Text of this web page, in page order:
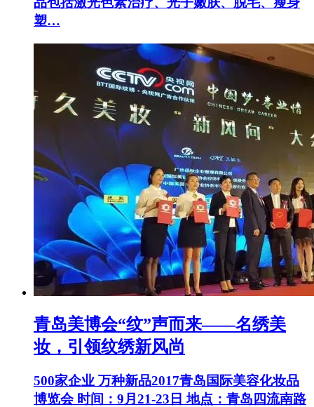
塑…
青岛美博会“纹”声而来——名绣美
妆，引领纹绣新风尚
500家企业 万种新品2017青岛国际美容化妆品
博览会 时间：9月21-23日 地点：青岛四流南路